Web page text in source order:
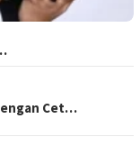
Cet…